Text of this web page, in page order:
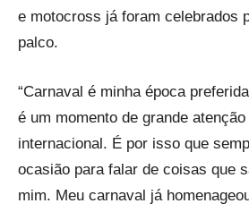
e motocross já foram celebrados
palco.
“Carnaval é minha época
é um momento de grande
internacional. É por isso que
ocasião para falar de coisas que
mim. Meu carnaval já